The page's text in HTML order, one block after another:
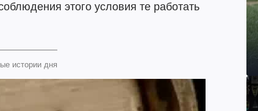
этого условия те работать
истории дня